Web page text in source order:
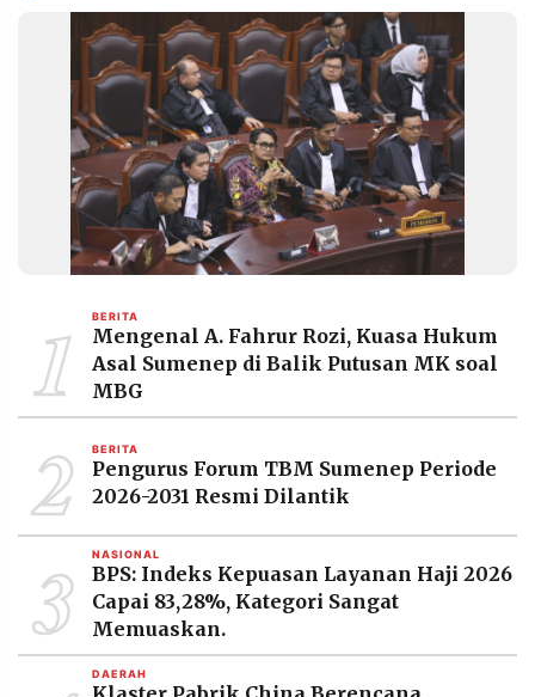
RESOLUSI
MEDIA
©
Resolusi.co
-
PT.
RESOLUSI
MEDIA
PRAMUDITA
1 BERITA
Mengenal A. Fahrur Rozi, Kuasa Hukum
Asal Sumenep di Balik Putusan MK soal
MBG
2 BERITA
Pengurus Forum TBM Sumenep Periode
2026-2031 Resmi Dilantik
3 NASIONAL
BPS: Indeks Kepuasan Layanan Haji 2026
Capai 83,28%, Kategori Sangat
Memuaskan.
DAERAH